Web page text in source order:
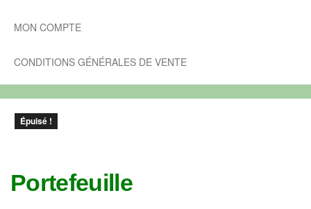
MON COMPTE
CONDITIONS GÉNÉRALES DE VENTE
Épuisé !
Portefeuille